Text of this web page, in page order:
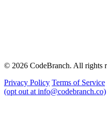
© 2026 CodeBranch. All rights
Privacy Policy Terms of Service
(opt out at info@codebranch.co)